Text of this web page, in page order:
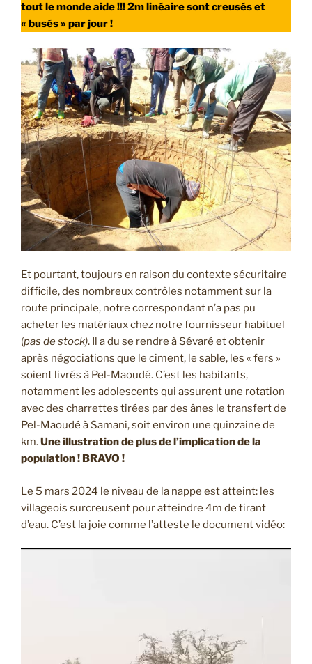
tout le monde aide !!! 2m linéaire sont creusés et
« busés » par jour !
Et pourtant, toujours en raison du contexte sécuritaire
difficile, des nombreux contrôles notamment sur la
route principale, notre correspondant n’a pas pu
acheter les matériaux chez notre fournisseur habituel
(pas de stock). Il a du se rendre à Sévaré et obtenir
après négociations que le ciment, le sable, les « fers »
soient livrés à Pel-Maoudé. C’est les habitants,
notamment les adolescents qui assurent une rotation
avec des charrettes tirées par des ânes le transfert de
Pel-Maoudé à Samani, soit environ une quinzaine de
km.Une illustration de plus de l’implication de la
population ! BRAVO !
Le 5 mars 2024 le niveau de la nappe est atteint: les
villageois surcreusent pour atteindre 4m de tirant
d’eau. C’est la joie comme l’atteste le document vidéo: